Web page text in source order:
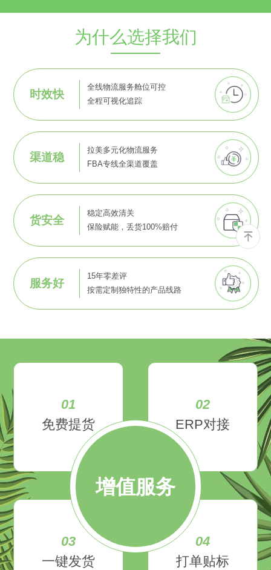
为什么选择我们
时效快
全线物流服务舱位可控
全程可视化追踪
渠道稳
拉美多元化物流服务
FBA专线全渠道覆盖
货安全
稳定高效清关
保险赋能，丢货100%赔付
服务好
15年零差评
按需定制独特性的产品线路
增值服务
01
免费提货
02
ERP对接
03
一键发货
04
打单贴标